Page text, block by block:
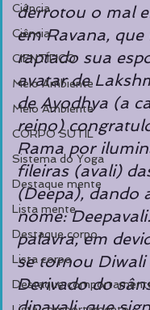
Ciência
Ciência
CIENTÍFICO
Meio Ambiente
Meio Ambiente
CORPO SUTIL
Sistema do Yoga
Destaque mente
Lista mente
Destaque corpo
Lista corpo
Destaque
derrotou o mal
em Ravana, que
raptado sua
avatar de
de Ayodhya (a
reino)
Rama por
fileiras (avali)
(Deepa), dando
nome:
palavra, em
se tornou Diwali
Derivado do